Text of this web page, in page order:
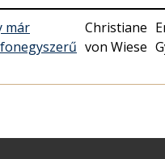
már
Christiane
von Wiese